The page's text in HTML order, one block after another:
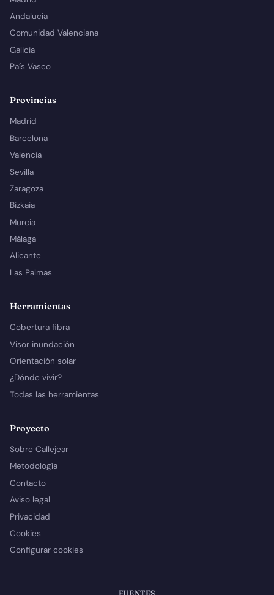
Andalucía
Comunidad Valenciana
Galicia
País Vasco
Provincias
Madrid
Barcelona
Valencia
Sevilla
Zaragoza
Bizkaia
Murcia
Málaga
Alicante
Las Palmas
Herramientas
Cobertura fibra
Visor inundación
Orientación solar
¿Dónde vivir?
Todas las herramientas
Proyecto
Sobre Callejear
Metodología
Contacto
Aviso legal
Privacidad
Cookies
Configurar cookies
FUENTES